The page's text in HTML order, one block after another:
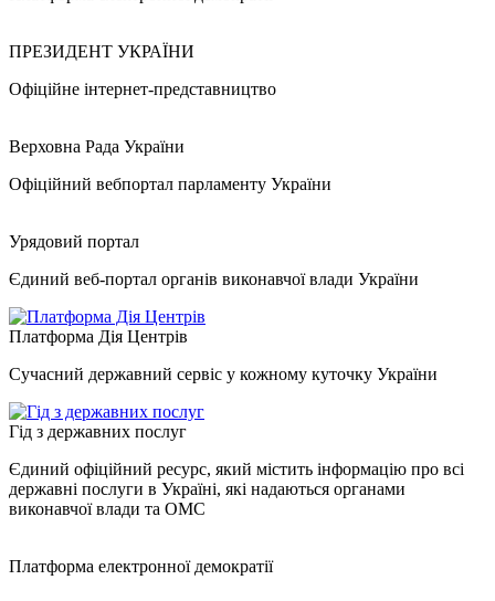
ПРЕЗИДЕНТ УКРАЇНИ
Офіційне інтернет-представництво
Верховна Рада України
Офіційний вебпортал парламенту України
Урядовий портал
Єдиний веб-портал органів виконавчої влади України
Платформа Дія Центрів
Сучасний державний сервіс у кожному куточку України
Гід з державних послуг
Єдиний офіційний ресурс, який містить інформацію про всі
державні послуги в Україні, які надаються органами
виконавчої влади та ОМС
Платформа електронної демократії